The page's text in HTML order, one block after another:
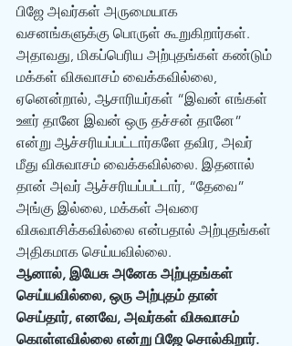
பிஜே அவர்கள் அருமையாக‌
வசனங்களுக்கு பொருள் கூறுகிறார்கள்.
அதாவது, மிகப்பெரிய அற்புதங்கள் கண்டும்
மக்கள் விசுவாசம் வைக்கவில்லை,
ஏனென்றால், ஆசாரியர்கள் “இவன் எங்கள்
ஊர் தானே இவன் ஒரு தச்சன் தானே”
என்று ஆச்சரியப்பட்டார்களே தவிர, அவர்
மீது விசுவாசம் வைக்கவில்லை. இதனால்
தான் அவர் ஆச்சரியப்பட்டார், “தேவை”
அங்கு இல்லை, மக்கள் அவரை
விசுவாசிக்கவில்லை என்பதால் அற்புதங்கள்
அதிகமாக செய்யவில்லை.
ஆனால், இயேசு அனேக அற்புதங்கள்
செய்யவில்லை, ஒரு அற்புதம் தான்
செய்தார், எனவே, அவர்கள் விசுவாசம்
கொள்ளவில்லை என்று பிஜே சொல்கிறார்.